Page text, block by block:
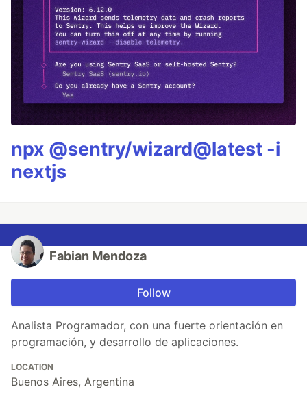
npx @sentry/wizard@latest -i
nextjs
Fabian Mendoza
Follow
Analista Programador, con una fuerte orientación en
programación, y desarrollo de aplicaciones.
LOCATION
Buenos Aires, Argentina